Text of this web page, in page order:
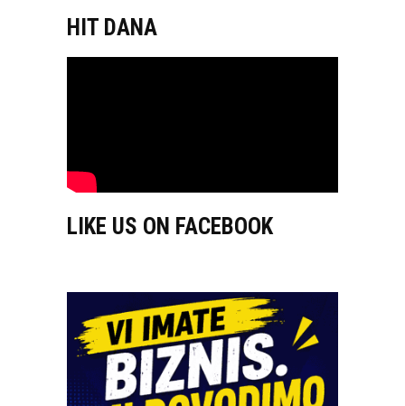
HIT DANA
LIKE US ON FACEBOOK